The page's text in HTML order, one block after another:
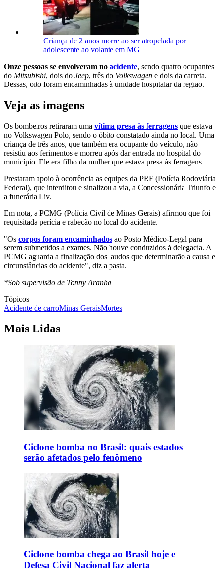
Criança de 2 anos morre ao ser atropelada por
adolescente ao volante em MG
Onze pessoas se envolveram no acidente, sendo quatro ocupantes
do Mitsubishi, dois do Jeep, três do Volkswagen e dois da carreta.
Dessas, oito foram encaminhadas à unidade hospitalar da região.
Veja as imagens
Os bombeiros retiraram uma vítima presa às ferragens que estava
no Volkswagen Polo, sendo o óbito constatado ainda no local. Uma
criança de três anos, que também era ocupante do veículo, não
resistiu aos ferimentos e morreu após dar entrada no hospital do
município. Ele era filho da mulher que estava presa às ferragens.
Prestaram apoio à ocorrência as equipes da PRF (Polícia Rodoviária
Federal), que interditou e sinalizou a via, a Concessionária Triunfo e
a funerária Liv.
Em nota, a PCMG (Polícia Civil de Minas Gerais) afirmou que foi
requisitada perícia e rabecão no local do acidente.
"Os corpos foram encaminhados ao Posto Médico-Legal para
serem submetidos a exames. Não houve conduzidos à delegacia. A
PCMG aguarda a finalização dos laudos que determinarão a causa e
circunstâncias do acidente", diz a pasta.
*Sob supervisão de Tonny Aranha
Tópicos
Acidente de carroMinas GeraisMortes
Mais Lidas
Ciclone bomba no Brasil: quais estados
serão afetados pelo fenômeno
Ciclone bomba chega ao Brasil hoje e
Defesa Civil Nacional faz alerta